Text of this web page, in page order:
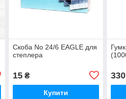
Скоба No 24/6 EAGLE для
степлера
15₴
Купити
330